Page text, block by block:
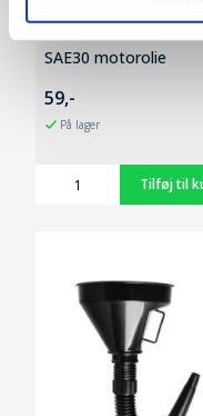
SAE30 motorolie
59,-
På lager